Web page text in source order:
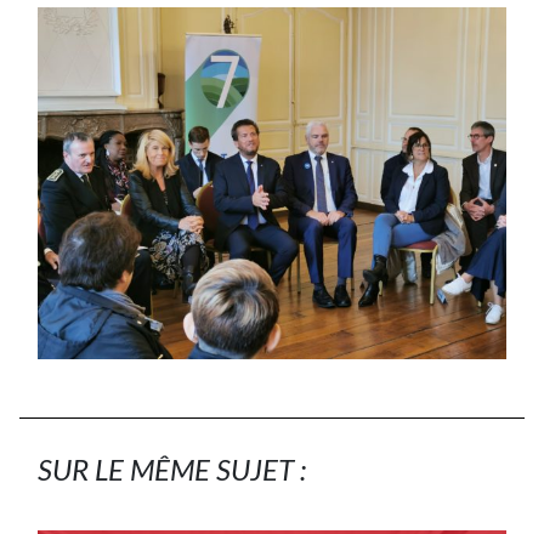
SUR LE MÊME SUJET :